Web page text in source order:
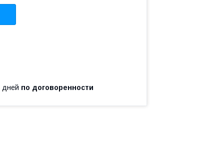
дней по договоренности